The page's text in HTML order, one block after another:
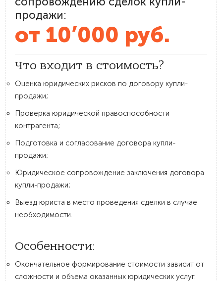
продажи:
от 10’000 руб.
Что входит в стоимость?
Оценка юридических рисков по договору купли-
продажи;
Проверка юридической правоспособности
контрагента;
Подготовка и согласование договора купли-
продажи;
Юридическое сопровождение заключения договора
купли-продажи;
Выезд юриста в место проведения сделки в случае
необходимости.
Особенности:
Окончательное формирование стоимости зависит от
сложности и объема оказанных юридических услуг.